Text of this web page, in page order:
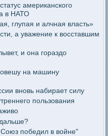
американского
в НАТО
глупая и алчная власть»
а уважение к восставшим
и она гораздо
на машину
вновь набирает силу
пользования
победил в войне"